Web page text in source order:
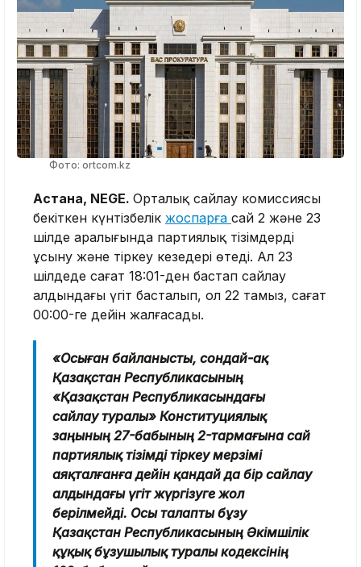
Фото: ortcom.kz
Астана, NEGE. Орталық сайлау комиссиясы
бекіткен күнтізбелік жоспарға сай 2 және 23
шілде аралығында партиялық тізімдерді
ұсыну және тіркеу кезеңдері өтеді. Ал 23
шілдеде сағат 18:01-ден бастап сайлау
алдындағы үгiт басталып, ол 22 тамыз, сағат
00:00-ге дейін жалғасады.
«Осыған байланысты, сондай-ақ
Қазақстан Республикасының
«Қазақстан Республикасындағы
сайлау туралы» Конституциялық
заңының 27-бабының 2-тармағына сай
партиялық тізімді тіркеу мерзімі
аяқталғанға дейін қандай да бір сайлау
алдындағы үгiт жүргізуге жол
берілмейді. Осы талапты бұзу
Қазақстан Республикасының Әкімшілік
құқық бұзушылық туралы кодексінің